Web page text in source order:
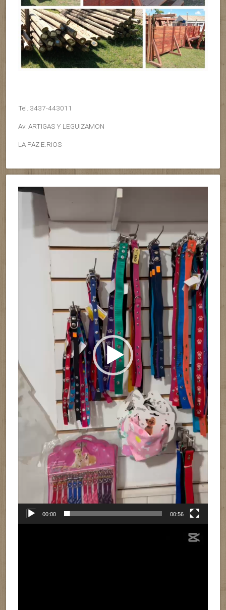
Tel.:3437-443011
Av. ARTIGAS Y LEGUIZAMON
LA PAZ E.RIOS
Reproductor
00:00 00:56